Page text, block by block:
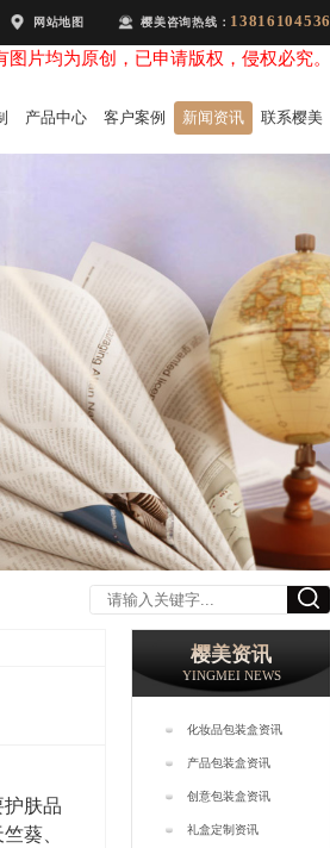
网站地图 樱美咨询热线： 13816104536
图片均为原创，已申请版权，侵权必究。
产品中心 客户案例 新闻资讯 联系樱美
樱美资讯
YINGMEI NEWS
化妆品包装盒资讯
产品包装盒资讯
创意包装盒资讯
礼盒定制资讯
肤品
葵、